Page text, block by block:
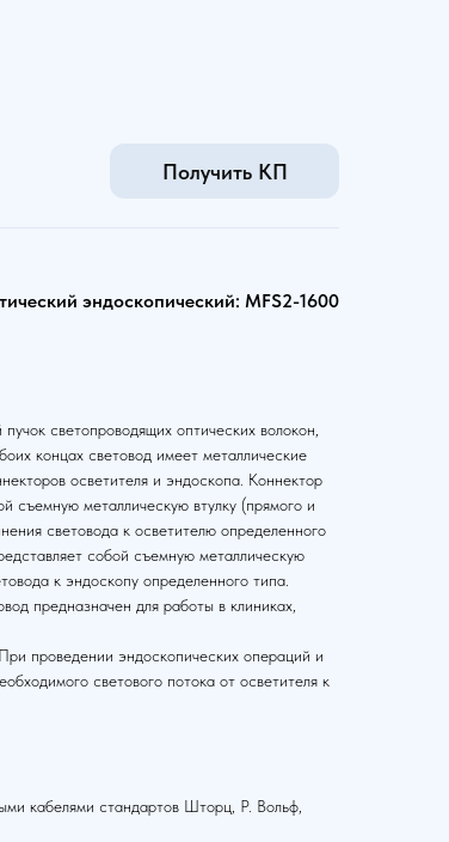
Получить КП
эндоскопический: MFS2-1600
светопроводящих оптических волокон,
концах световод имеет металлические
осветителя и эндоскопа. Коннектор
съемную металлическую втулку (прямого и
световода к осветителю определенного
собой съемную металлическую
к эндоскопу определенного типа.
предназначен для работы в клиниках,
При проведении эндоскопических операций и
светового потока от осветителя к
кабелями стандартов Шторц, Р. Вольф,